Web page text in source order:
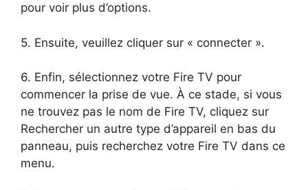
pour voir plus d’options.
5. Ensuite, veuillez cliquer sur « connecter ».
6. Enfin, sélectionnez votre Fire TV pour
commencer la prise de vue. À ce stade, si vous
ne trouvez pas le nom de Fire TV, cliquez sur
Rechercher un autre type d’appareil en bas du
panneau, puis recherchez votre Fire TV dans ce
menu.